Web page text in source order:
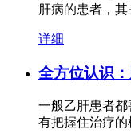
肝病的患者，
详细
全方位认识
一般乙肝患者
有把握住治疗